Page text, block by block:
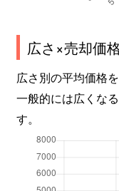
広さ×売却価
広さ別の平均価格
一般的には広くな
す。